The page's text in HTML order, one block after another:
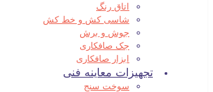
اتاق رنگ
شاسی کش و خط کش
جوش و برش
جک صافکاری
ابزار صافکاری
تجهیزات معاینه فنی
سوخت سنج